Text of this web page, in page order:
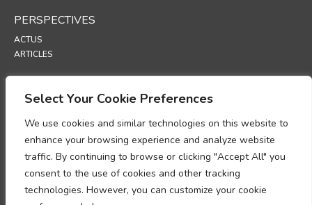
Select Your Cookie Preferences
We use cookies and similar technologies on this website to
enhance your browsing experience and analyze website
traffic. By continuing to browse or clicking "Accept All" you
consent to the use of cookies and other tracking
technologies. However, you can customize your cookie
PERSPECTIVES
ACTUS
ARTICLES
PORTAIL TECHNIQUE
POLITIQUES
POLITIQUE DE CONFIDENTIALITÉ
POLITIQUE RELATIVE AUX COOKIES
POLITIQUE DE PROTECTION DES DONNÉES